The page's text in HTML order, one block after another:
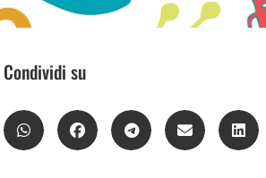
Condividi su